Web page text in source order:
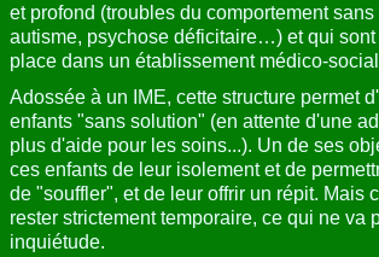
et profond (troubles du comportement
autisme, psychose déficitaire…) et qui sont
place dans un établissement médico-
Adossée à un IME, cette structure permet
enfants "sans solution" (en attente d'une
plus d'aide pour les soins...). Un de ses
ces enfants de leur isolement et de
de "souffler", et de leur offrir un répit. Mais
rester strictement temporaire, ce qui ne va
inquiétude.